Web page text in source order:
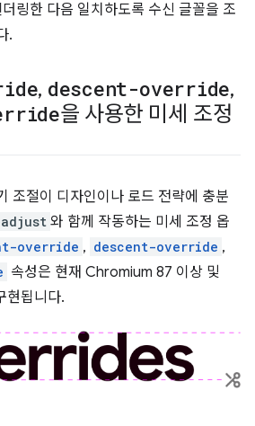
링한 다음 일치하도록 수신 글꼴을 조
.
, descent-override,
을 사용한 미세 조정
조절이 디자인이나 로드 전략에 충분
와 함께 작동하는 미세 조정 옵
override , descent-override ,
속성은 현재 Chromium 87 이상 및
현됩니다.